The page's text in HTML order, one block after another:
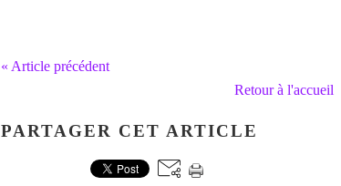
« Article précédent
Retour à l'accueil
PARTAGER CET ARTICLE